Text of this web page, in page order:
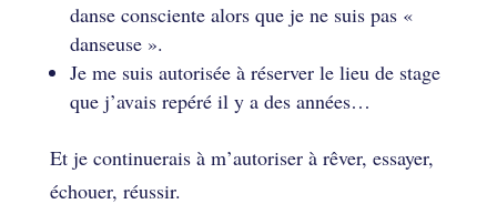
danse consciente alors que je ne suis pas «
danseuse ».
Je me suis autorisée à réserver le lieu de stage
que j’avais repéré il y a des années…
Et je continuerais à m’autoriser à rêver, essayer,
échouer, réussir.